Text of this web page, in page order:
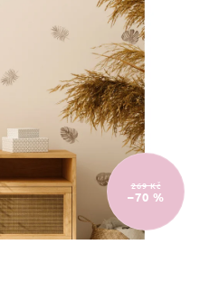
269 Kč
–70 %